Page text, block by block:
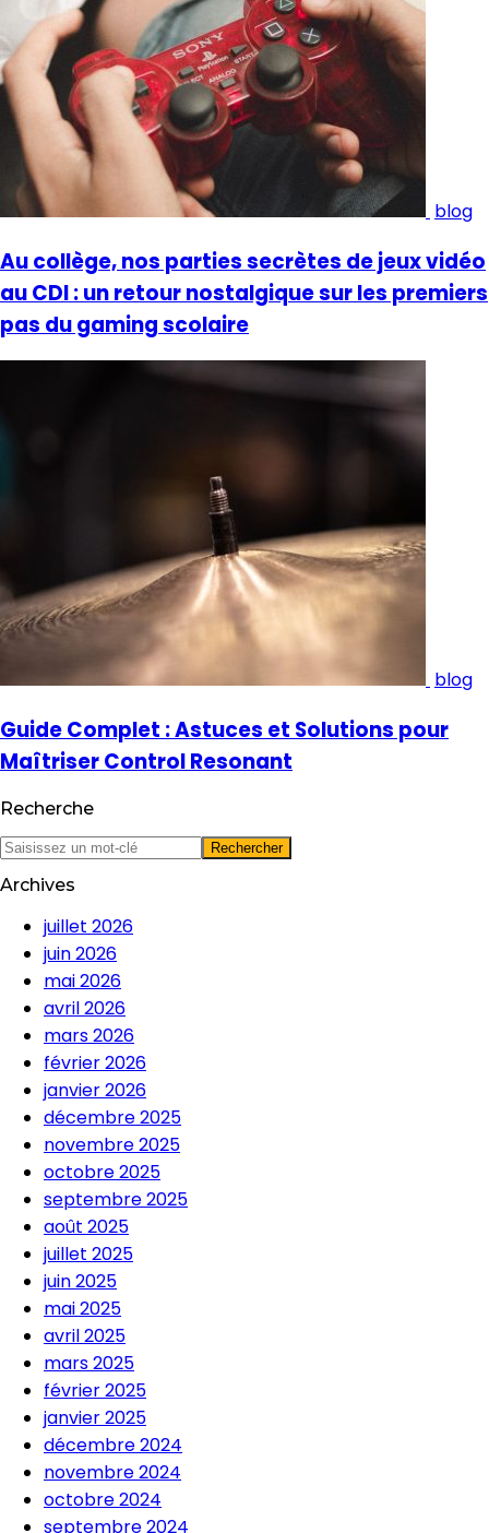
blog
Au collège, nos parties secrètes de jeux vidéo
au CDI : un retour nostalgique sur les premiers
pas du gaming scolaire
blog
Guide Complet : Astuces et Solutions pour
Maîtriser Control Resonant
Recherche
Archives
juillet 2026
juin 2026
mai 2026
avril 2026
mars 2026
février 2026
janvier 2026
décembre 2025
novembre 2025
octobre 2025
septembre 2025
août 2025
juillet 2025
juin 2025
mai 2025
avril 2025
mars 2025
février 2025
janvier 2025
décembre 2024
novembre 2024
octobre 2024
septembre 2024